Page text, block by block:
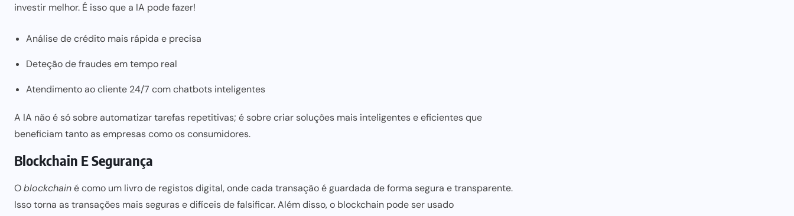
investir melhor. É isso que a IA pode fazer!
Análise de crédito mais rápida e precisa
Deteção de fraudes em tempo real
Atendimento ao cliente 24/7 com chatbots inteligentes
A IA não é só sobre automatizar tarefas repetitivas; é sobre criar soluções mais inteligentes e eficientesque
beneficiam tanto as empresas como os consumidores.
Blockchain E Segurança
Oblockchainé como um livro de registos digital, onde cada transação é guardada de forma segura e transparente.
Isso torna as transações mais seguras e difíceis de falsificar. Além disso, o blockchain pode ser usado